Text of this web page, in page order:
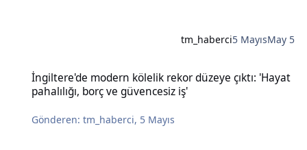
tm_haberci5 MayısMay 5
İngiltere'de modern kölelik rekor düzeye çıktı: 'Hayat
pahalılığı, borç ve güvencesiz iş'
Gönderen:tm_haberci, 5 Mayıs